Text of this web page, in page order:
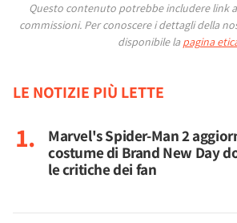
Questo contenuto potrebbe includere link
commissioni. Per conoscere i dettagli della
disponibile la pagina
LE NOTIZIE PIÙ LETTE
Marvel's Spider-Man 2
costume di Brand New Day
le critiche dei fan